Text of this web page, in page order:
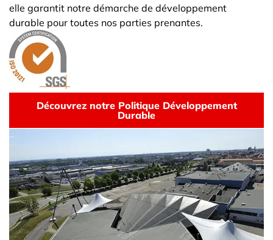
elle garantit notre démarche de développement
durable pour toutes nos parties prenantes.
Découvrez notre Politique Développement
Durable